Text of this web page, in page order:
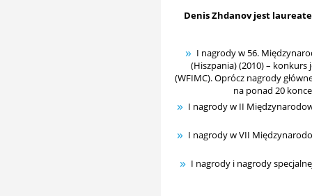
Denis Zhdanov jest
I nagrody w 56.
(Hiszpania) (2010) –
(WFIMC). Oprócz nagrody
na ponad 20
I nagrody w II
I nagrody w VII
I nagrody i nagrody